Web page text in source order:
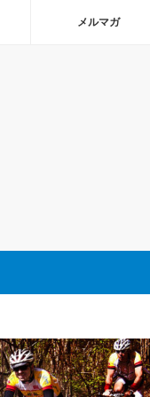
メルマガ